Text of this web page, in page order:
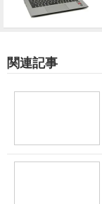
関連記事